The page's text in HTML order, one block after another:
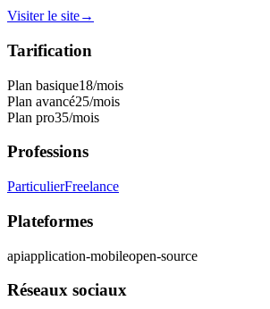
Visiter le site→
Tarification
Plan basique18/mois
Plan avancé25/mois
Plan pro35/mois
Professions
ParticulierFreelance
Plateformes
apiapplication-mobileopen-source
Réseaux sociaux